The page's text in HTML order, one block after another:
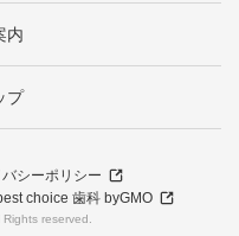
内
プ
シーポリシー
choice 歯科 byGMO
reserved.